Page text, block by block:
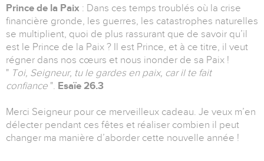
Prince de la Paix : Dans ces temps troublés où la crise
financière gronde, les guerres, les catastrophes naturelles
se multiplient, quoi de plus rassurant que de savoir qu’il
est le Prince de la Paix ? Il est Prince, et à ce titre, il veut
régner dans nos cœurs et nous inonder de sa Paix !
" Toi, Seigneur, tu le gardes en paix, car il te fait
confiance ". Esaïe 26.3
Merci Seigneur pour ce merveilleux cadeau. Je veux m’en
délecter pendant ces fêtes et réaliser combien il peut
changer ma manière d’aborder cette nouvelle année !